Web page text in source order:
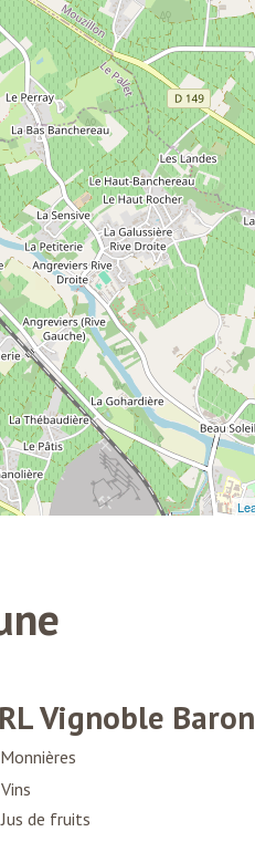
Vignoble Baron
Monnières
Vins
Jus de fruits